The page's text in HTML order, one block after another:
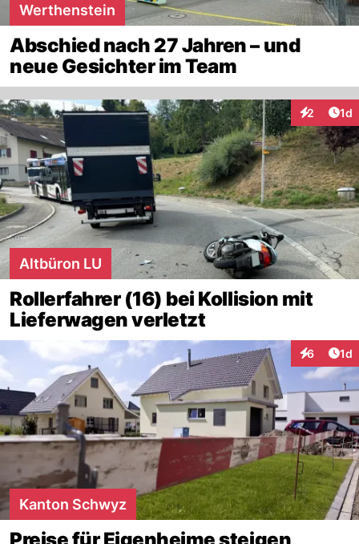
Werthenstein
Abschied nach 27 Jahren – und
neue Gesichter im Team
2 1d
Altbüron LU
Rollerfahrer (16) bei Kollision mit
Lieferwagen verletzt
6 1d
Kanton Schwyz